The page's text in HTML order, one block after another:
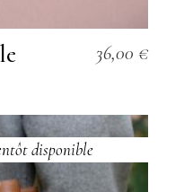
36,00 €
disponible